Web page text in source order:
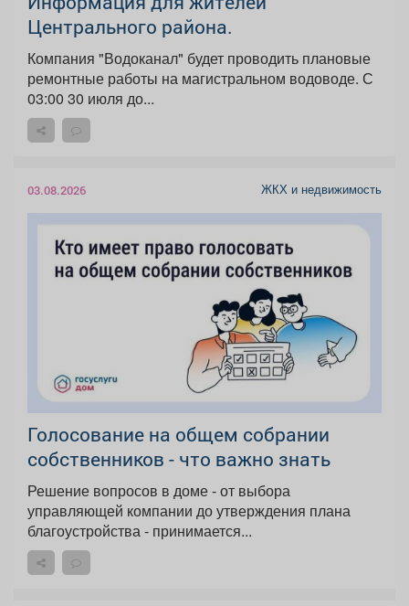
Центрального района.
Компания "Водоканал" будет проводить плановые
ремонтные работы на магистральном водоводе. С
03:00 30 июля до...
03.08.2026 ЖКХ и недвижимость
Голосование на общем собрании
собственников - что важно знать
Решение вопросов в доме - от выбора
управляющей компании до утверждения плана
благоустройства - принимается...